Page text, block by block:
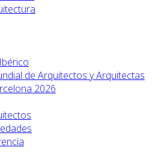
de Arquitectos y Arquitectas
2026